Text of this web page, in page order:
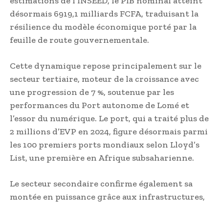
désormais 6919,1 milliards FCFA, traduisant la
résilience du modèle économique porté par la
feuille de route gouvernementale.
Cette dynamique repose principalement sur le
secteur tertiaire, moteur de la croissance avec
une progression de 7 %, soutenue par les
performances du Port autonome de Lomé et
l’essor du numérique. Le port, qui a traité plus de
2 millions d’EVP en 2024, figure désormais parmi
les 100 premiers ports mondiaux selon Lloyd’s
List, une première en Afrique subsaharienne.
Le secteur secondaire confirme également sa
montée en puissance grâce aux infrastructures,